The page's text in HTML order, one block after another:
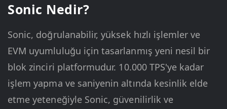
Sonic Nedir?
Sonic, doğrulanabilir, yüksek hızlı işlemler ve
EVM uyumluluğu için tasarlanmış yeni nesil bir
blok zinciri platformudur. 10.000 TPS'ye kadar
işlem yapma ve saniyenin altında kesinlik elde
etme yeteneğiyle Sonic, güvenilirlik ve